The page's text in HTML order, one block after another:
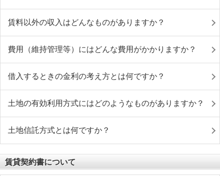
賃料以外の収入はどんなものがありますか？
費用（維持管理等）にはどんな費用がかかりますか？
借入するときの金利の考え方とは何ですか？
土地の有効利用方式にはどのようなものがありますか？
土地信託方式とは何ですか？
賃貸契約書について